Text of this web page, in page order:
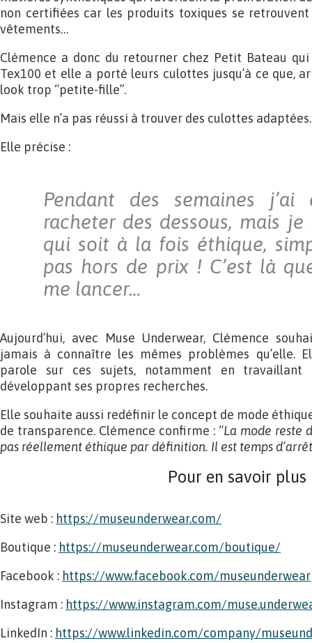
non certifiées car les produits toxiques se
vêtements…
Clémence a donc du retourner chez Petit Bateau
Tex100 et elle a porté leurs culottes jusqu’à ce que,
look trop “petite-fille”.
Mais elle n’a pas réussi à trouver des culottes adaptées.
Elle précise :
Pendant des semaines
racheter des dessous, mais je
qui soit à la fois éthique,
pas hors de prix ! C’est là
me lancer…
Aujourd’hui, avec Muse Underwear, Clémence
jamais à connaître les mêmes problèmes qu’elle.
parole sur ces sujets, notamment en
développant ses propres recherches.
Elle souhaite aussi redéfinir le concept de mode
de transparence. Clémence confirme : “La mode reste
pas réellement éthique par définition. Il est temps
Pour en savoir plus
Site web : https://museunderwear.com/
Boutique : https://museunderwear.com/boutique/
Facebook : https://www.facebook.com/museunderwear
Instagram : https://www.instagram.com/
LinkedIn : https://www.linkedin.com/company/